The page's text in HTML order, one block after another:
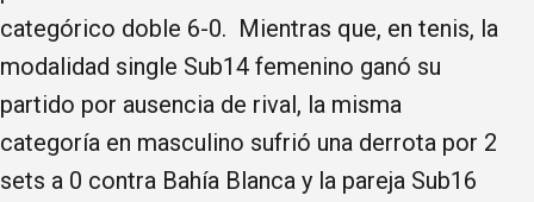
categórico doble 6-0. Mientras que, en tenis, la
modalidad single Sub14 femenino ganó su
partido por ausencia de rival, la misma
categoría en masculino sufrió una derrota por 2
sets a 0 contra Bahía Blanca y la pareja Sub16